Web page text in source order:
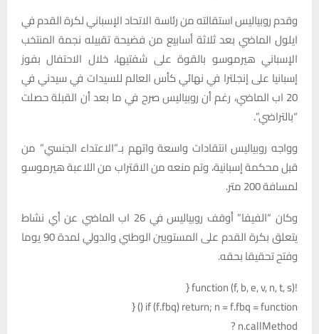
وقدم روبياليس استقالته من رئاسة الاتحاد الإسباني لكرة القدم في
ايلول الماضي بعد ثلاثة أسابيع من فضيحة تقبيله نجمة المنتخب
الإسباني هيرموسو بالقوة على شفتيها، خلال الاحتفال بفوز
إسبانيا على إنجلترا في نهائي كأس العالم للسيدات في سيدني في
20 اب الماضي، رغم أن روبياليس صرح في ما بعد أن القبلة حصلت
“بالتراضي”.
وواجه روبياليس انتقادات واسعة واتهم بـ”الاعتداء الجنسي” من
قبل محكمة إسبانية، وتم منعه من الاقتراب من اللاعبة هيرموسو
لمسافة 200 متر.
وكان “الفيفا” أوقف روبياليس في 26 اب الماضي عن أي نشاط
يتعلق بكرة القدم على المستويين الوطني والدولي لمدة 90 يوما
وفتح تحقيقا بحقه.
!function (f, b, e, v, n, t, s) {
if (f.fbq) return; n = f.fbq = function () {
n.callMethod ?